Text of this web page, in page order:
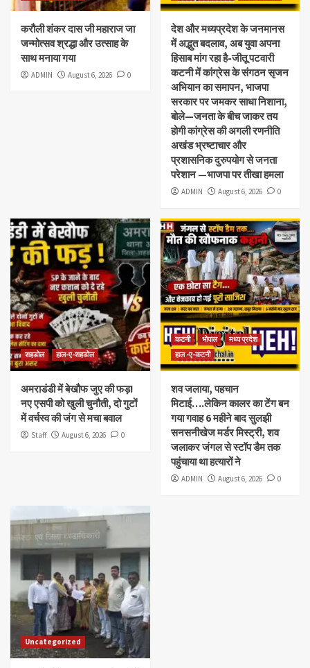
करौली शंकर दास जी महाराज जा
जन्मोत्सव श्रद्धा और उत्साह के
साथ मनाया गया
ADMIN August 6, 2026 0
देश और मध्यप्रदेश के जनमानस
में अद्भुत बदलाव, अब युवा अपना
हिसाब मांग रहा है-जीतू पटवारी
कटनी में कांग्रेस के संगठन सृजन
अभियान का समापन, भाजपा
सरकार पर जमकर साधा निशाना,
बोले—जनता के बीच जाकर तय
होगी कांग्रेस की अगली रणनीति
अखंड भ्रष्टाचार और
प्रशासनिक दुरुपयोग से जनता
परेशान —भाजपा पर तीखा हमला
ADMIN August 6, 2026 0
शहडोल हाल-ए-शहडोल
अमराडंडी में बेखौफ जुए की फड़!
नए एसपी को खुली चुनौती, दो गुटों
में वर्चस्व की जंग से मचा बवाल
Staff August 6, 2026 0
कटनी भोपाल
मध्य प्रदेश
हाल -ए-कटनी
शव जलाया, पहचान
मिटाई….लेकिन कालर का टेंग बन
गया गवाह 6 महीने बाद सुलझी
सनसनीखेज मर्डर मिस्ट्री, शव
जलाकर जंगल से स्टॉप डैम तक
पहुंचाया था हत्यारों ने
ADMIN August 6, 2026 0
Uncategorized